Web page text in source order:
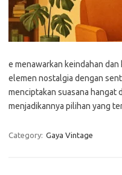
e menawarkan keindahan
elemen nostalgia dengan
menciptakan suasana hangat
menjadikannya pilihan yang
Category: Gaya Vintage